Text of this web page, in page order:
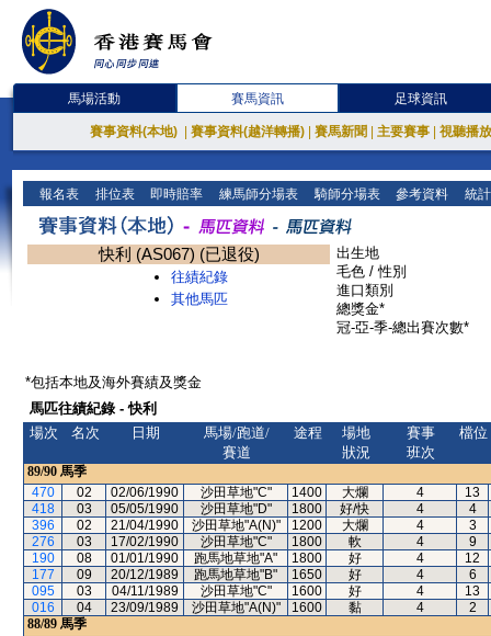
馬場活動 賽馬資訊 足球資訊
賽事資料(本地) 賽事資料(越洋轉播) 賽馬新聞 主要賽事 視聽播
報名表 排位表 即時賠率 練馬師分場表 騎師分場表 參考資料 統
快利 (AS067) (已退役)
往績紀錄
其他馬匹
出生地
毛色 / 性別
進口類別
總獎金*
冠-亞-季-總出賽次數*
*包括本地及海外賽績及獎金
馬匹往績紀錄 - 快利
場次
名次 日期
馬場/跑道/
賽道
途程
場地
狀況
賽事
班次
檔位
89/90 馬季
470
02 02/06/1990 沙田草地"C" 1400 大爛 4
13
418
03 05/05/1990 沙田草地"D" 1800 好/快 4
4
396
02 21/04/1990 沙田草地"A(N)" 1200 大爛 4
3
276
03 17/02/1990 沙田草地"C" 1800 軟 4
9
190
08 01/01/1990 跑馬地草地"A" 1800 好 4
12
177
09 20/12/1989 跑馬地草地"B" 1650 好 4
6
095
03 04/11/1989 沙田草地"C" 1600 好 4
13
016
04 23/09/1989 沙田草地"A(N)" 1600 黏 4
2
88/89 馬季